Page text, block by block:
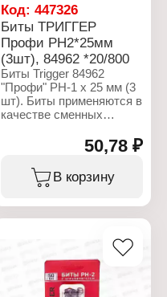
Наконечник: PH1
Длина: 25 мм
Количество: 3 шт
Магнитная: да
Код:447326
Биты ТРИГГЕР
Профи PH2*25мм
(3шт), 84962 *20/800
Биты Trigger 84962
"Профи" PH-1 х 25 мм (3
шт). Биты применяются в
качестве сменных
Хроммолибденовая
сталь S2. Магнитный
форма головки для
крутящего момента и
фиксации биты в шлице
шурупа.
Характеристики:
50,78 ₽
В корзину